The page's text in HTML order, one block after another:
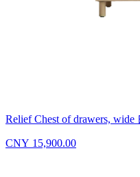
Relief Chest of drawers,
CNY 15,900.00